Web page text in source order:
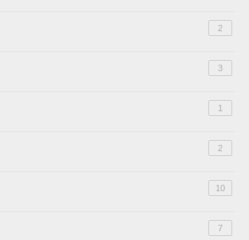
2
3
1
2
10
7